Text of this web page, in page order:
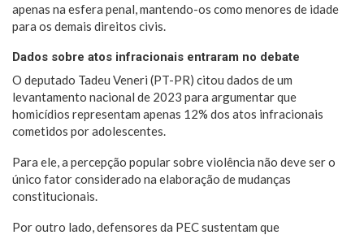
apenas na esfera penal, mantendo-os como menores de idade
para os demais direitos civis.
Dados sobre atos infracionais entraram no debate
O deputado Tadeu Veneri (PT-PR) citou dados de um
levantamento nacional de 2023 para argumentar que
homicídios representam apenas 12% dos atos infracionais
cometidos por adolescentes.
Para ele, a percepção popular sobre violência não deve ser o
único fator considerado na elaboração de mudanças
constitucionais.
Por outro lado, defensores da PEC sustentam que